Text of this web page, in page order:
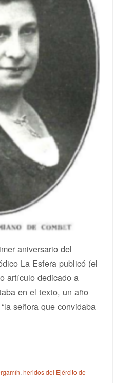
aniversario del
La Esfera publicó (el
artículo dedicado a
en el texto, un año
señora que convidaba
,heridos del Ejército de